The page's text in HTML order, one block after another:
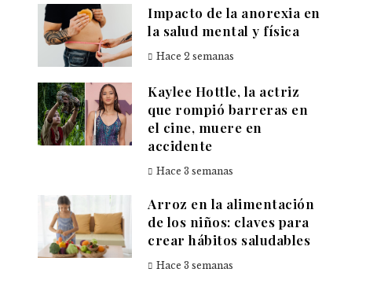
Impacto de la anorexia en
la salud mental y física
Hace 2 semanas
Kaylee Hottle, la actriz
que rompió barreras en
el cine, muere en
accidente
Hace 3 semanas
Arroz en la alimentación
de los niños: claves para
crear hábitos saludables
Hace 3 semanas